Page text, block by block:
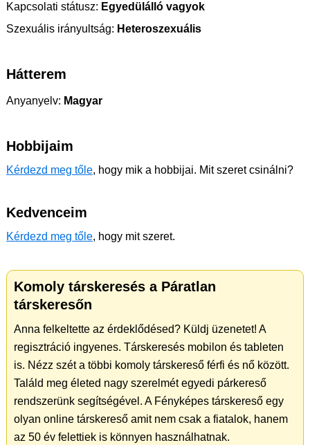
Kapcsolati státusz: Egyedülálló vagyok
Szexuális irányultság: Heteroszexuális
Hátterem
Anyanyelv: Magyar
Hobbijaim
Kérdezd meg tőle, hogy mik a hobbijai. Mit szeret csinálni?
Kedvenceim
Kérdezd meg tőle, hogy mit szeret.
Komoly társkeresés a Páratlan
társkeresőn
Anna felkeltette az érdeklődésed? Küldj üzenetet! A
regisztráció ingyenes. Társkeresés mobilon és tableten
is. Nézz szét a többi komoly társkereső férfi és nő között.
Találd meg életed nagy szerelmét egyedi párkereső
rendszerünk segítségével. A Fényképes társkereső egy
olyan online társkereső amit nem csak a fiatalok, hanem
az 50 év felettiek is könnyen használhatnak.